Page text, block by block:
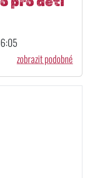
zobrazit podobné